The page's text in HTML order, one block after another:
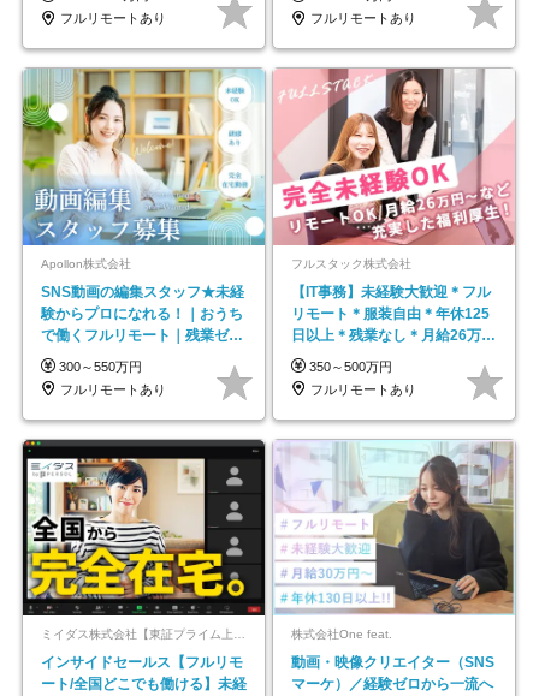
フルリモートあり
フルリモートあり
Apollon株式会社
SNS動画の編集スタッフ★未経
験からプロになれる！｜おうち
で働くフルリモート｜残業ゼロ
で18時退勤◎
300～550万円
フルリモートあり
フルスタック株式会社
【IT事務】未経験大歓迎＊フル
リモート＊服装自由＊年休125
日以上＊残業なし＊月給26万円
以上
350～500万円
フルリモートあり
ミイダス株式会社【東証プライム上場パーソルグループ】
インサイドセールス【フルリモ
ート/全国どこでも働ける】未経
株式会社One feat.
動画・映像クリエイター（SNS
マーケ）／経験ゼロから一流へ